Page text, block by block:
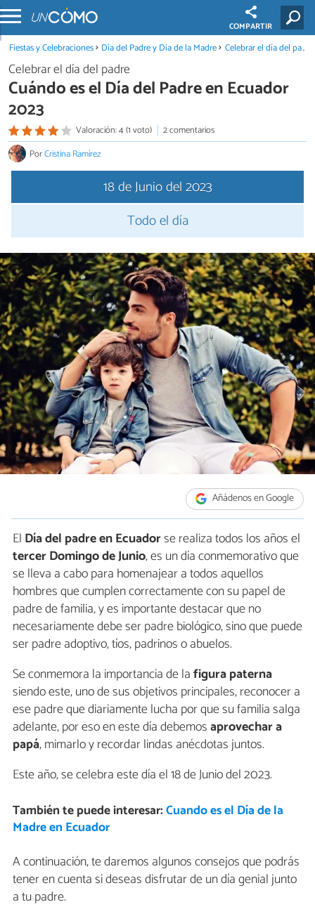
COMPARTIR
Fiestas y Celebraciones Día del Padre y Día de la Madre Celebrar el día del padre
Celebrar el día del padre
Cuándo es el Día del Padre en Ecuador
2023
Valoración: 4 (1 voto)
2 comentarios
PorCristina Ramírez
18 de Junio del 2023
Todo el día
Añádenos en Google
El Día del padre en Ecuadorse realiza todos los años el
tercer Domingo de Junio, es un día conmemorativo que
se lleva a cabo para homenajear a todos aquellos
hombres que cumplen correctamente con su papel de
padre de familia, y es importante destacar que no
necesariamente debe ser padre biológico, sino que puede
ser padre adoptivo, tíos, padrinos o abuelos.
Se conmemora la importancia de lafigura paterna
siendo este, uno de sus objetivos principales, reconocer a
ese padre que diariamente lucha por que su familia salga
adelante, por eso en este día debemosaprovechar a
papá, mimarlo y recordar lindas anécdotas juntos.
Este año, se celebra este día el 18 de Junio del 2023.
También te puede interesar:Cuando es el Día de la
Madre en Ecuador
A continuación, te daremos algunos consejos que podrás
tener en cuenta si deseas disfrutar de un día genial junto
a tu padre.